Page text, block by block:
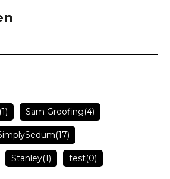
(1) Sam Groofing(4)
(17)
Stanley(1) test(0)